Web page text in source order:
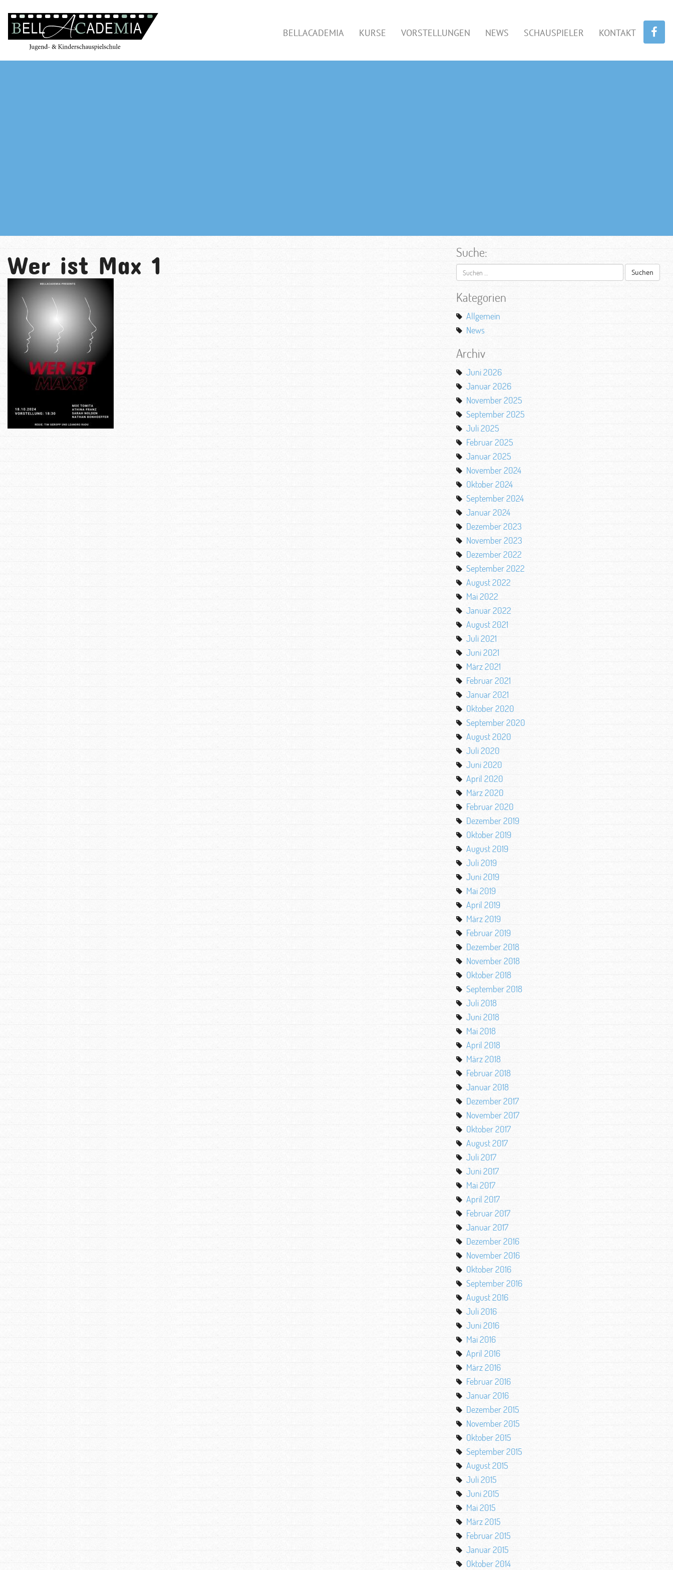
BELLACADEMIA KURSE VORSTELLUNGEN NEWS SCHAUSPIELER KONTAKT
Wer ist Max 1 Suche:
Suchen
nach:
Kategorien
Allgemein
News
Archiv
Juni 2026
Januar 2026
November 2025
September 2025
Juli 2025
Februar 2025
Januar 2025
November 2024
Oktober 2024
September 2024
Januar 2024
Dezember 2023
November 2023
Dezember 2022
September 2022
August 2022
Mai 2022
Januar 2022
August 2021
Juli 2021
Juni 2021
März 2021
Februar 2021
Januar 2021
Oktober 2020
September 2020
August 2020
Juli 2020
Juni 2020
April 2020
März 2020
Februar 2020
Dezember 2019
Oktober 2019
August 2019
Juli 2019
Juni 2019
Mai 2019
April 2019
März 2019
Februar 2019
Dezember 2018
November 2018
Oktober 2018
September 2018
Juli 2018
Juni 2018
Mai 2018
April 2018
März 2018
Februar 2018
Januar 2018
Dezember 2017
November 2017
Oktober 2017
August 2017
Juli 2017
Juni 2017
Mai 2017
April 2017
Februar 2017
Januar 2017
Dezember 2016
November 2016
Oktober 2016
September 2016
August 2016
Juli 2016
Juni 2016
Mai 2016
April 2016
März 2016
Februar 2016
Januar 2016
Dezember 2015
November 2015
Oktober 2015
September 2015
August 2015
Juli 2015
Juni 2015
Mai 2015
März 2015
Februar 2015
Januar 2015
Oktober 2014